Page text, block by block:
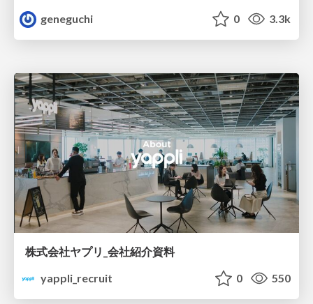
geneguchi
0 3.3k
株式会社ヤプリ_会社紹介資料
yappli_recruit
0 550